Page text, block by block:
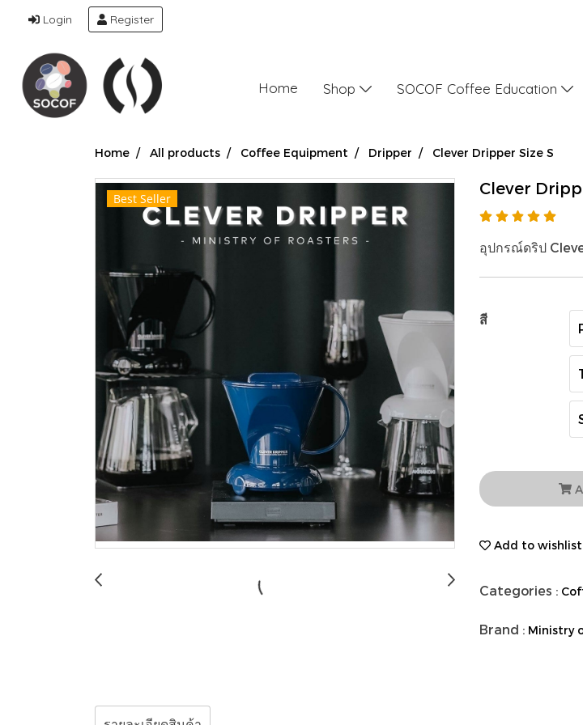
Login Register
Home Shop SOCOF Coffee Education
Home All products Coffee Equipment Dripper Clever Dripper​ Size S​
Best Seller
Clever
อุปกรณ์​ดริป
สี
Add to wishlist
Categories :
Brand : Ministry